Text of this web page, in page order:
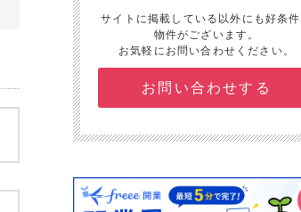
サイトに掲載している以外にも好条
物件がございます。
お気軽にお問い合わせください。
お問い合わせする